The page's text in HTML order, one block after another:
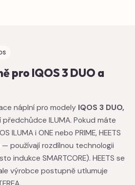
pro IQOS 3 DUO a
náplní pro modely IQOS 3 DUO,
předchůdce ILUMA. Pokud máte
ILUMA i ONE nebo PRIME, HEETS
— používají rozdílnou technologii
indukce SMARTCORE). HEETS se
výrobce postupně utlumuje